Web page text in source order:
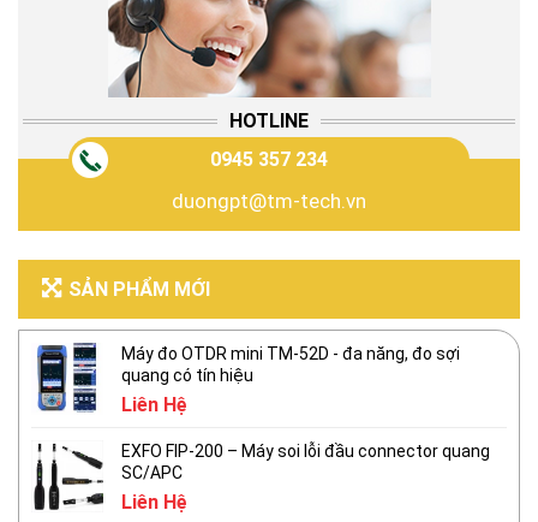
HOTLINE
0945 357 234
duongpt@tm-tech.vn
SẢN PHẨM MỚI
Máy đo OTDR mini TM-52D - đa năng, đo sợi
quang có tín hiệu
Liên Hệ
EXFO FIP-200 – Máy soi lỗi đầu connector quang
SC/APC
Liên Hệ